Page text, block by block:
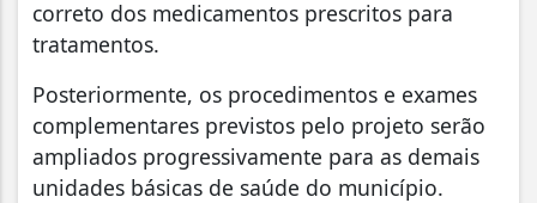
correto dos medicamentos prescritos para
tratamentos.
Posteriormente, os procedimentos e exames
complementares previstos pelo projeto serão
ampliados progressivamente para as demais
unidades básicas de saúde do município.